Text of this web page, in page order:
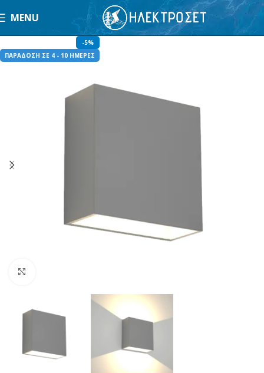
MENU
-5%
ΠΑΡΑΔΟΣΗ ΣΕ 4 - 10 ΗΜΕΡΕΣ